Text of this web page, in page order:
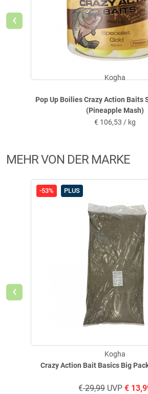
geschrieben am07.09.2021 über
Weitere Bewertungen
Produktbewertungen können nur von
werden, die das Produkt in unserem
haben. Sie erhalten dazu eine
getroffen, um sicherzustellen, dass es
Pop Up Boilies Crazy Action Baits
(Pineapple Mash)
Kogha
€ 106,53 / kg
‹
MEHR VON DER MARKE
-53% PLUS
Crazy Action Bait Basics Big
Kogha
€29,99UVP €
‹